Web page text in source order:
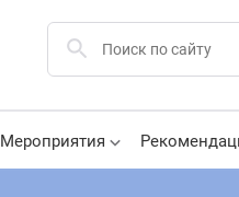
Мероприятия